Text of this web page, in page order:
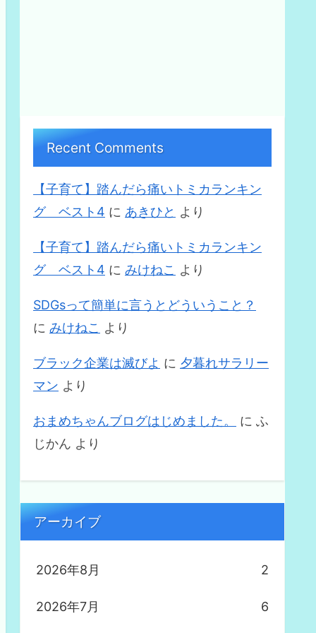
Recent Comments
【子育て】踏んだら痛いトミカランキン
グ ベスト4 に あきひと より
【子育て】踏んだら痛いトミカランキン
グ ベスト4 に みけねこ より
SDGsって簡単に言うとどういうこと？
に みけねこ より
ブラック企業は滅びよ に 夕暮れサラリー
マン より
おまめちゃんブログはじめました。 に ふ
じかん より
アーカイブ
2026年8月 2
2026年7月 6